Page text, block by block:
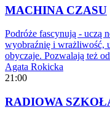
MACHINA CZASU
Podróże fascynują - uczą
wyobraźnię i wrażliwość,
obyczaje. Pozwalają też
Agata Rokicka
21:00
RADIOWA